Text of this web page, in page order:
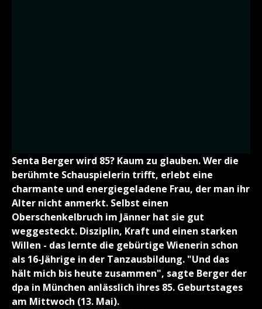
Senta Berger wird 85? Kaum zu glauben. Wer die
berühmte Schauspielerin trifft, erlebt eine
charmante und energiegeladene Frau, der man ihr
Alter nicht anmerkt. Selbst einen
Oberschenkelbruch im Jänner hat sie gut
weggesteckt. Disziplin, Kraft und einen starken
Willen - das lernte die gebürtige Wienerin schon
als 16-Jährige in der Tanzausbildung. "Und das
hält mich bis heute zusammen", sagte Berger der
dpa in München anlässlich ihres 85. Geburtstages
am Mittwoch (13. Mai).